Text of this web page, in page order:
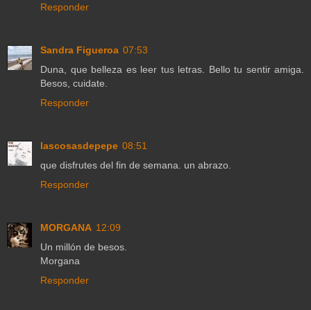
Responder
Sandra Figueroa 07:53
Duna, que belleza es leer tus letras. Bello tu sentir amiga.
Besos, cuidate.
Responder
lascosasdepepe 08:51
que disfrutes del fin de semana. un abrazo.
Responder
MORGANA 12:09
Un millón de besos.
Morgana
Responder